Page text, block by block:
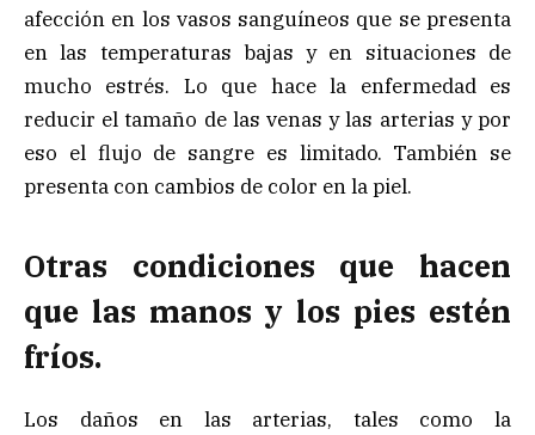
afección en los vasos sanguíneos que se presenta
en las temperaturas bajas y en situaciones de
mucho estrés. Lo que hace la enfermedad es
reducir el tamaño de las venas y las arterias y por
eso el flujo de sangre es limitado. También se
presenta con cambios de color en la piel.
Otras condiciones que hacen
que las manos y los pies estén
fríos.
Los daños en las arterias, tales como la